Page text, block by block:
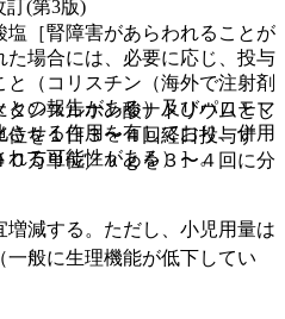
［腎障害があらわれることが
場合には、必要に応じ、投与
（コリスチン（海外で注射剤
の報告がある）及びパロモマ
せる作用を有しており、併用
る可能性がある）］。
般に生理機能が低下してい
訂(第3版)
ンスルホン酸ナトリウムとし
を１日３〜４回経口投与す
万単位／ｋｇを３〜４回に分
減する。ただし、小児用量は